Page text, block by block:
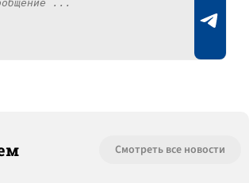
Смотреть все новости